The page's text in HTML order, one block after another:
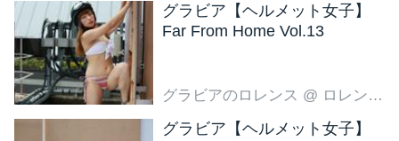
グラビア【ヘルメット女子】
Far From Home Vol.13
グラビアのロレンス @ ロレンス編集部
グラビア【ヘルメット女子】